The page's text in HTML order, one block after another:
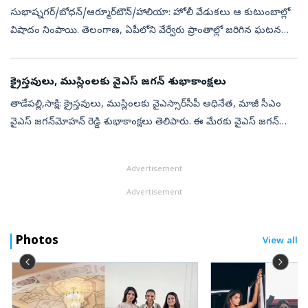
సుభాష్నగర్‌/బోధన్‌/ఆర్మూర్‌టౌన్‌/హాలియా: హోలీ వేడుకలు ఆ కుటుంబాల్లో
విషాదం నింపాయి. తెలంగాణ, ఏపీలోని వేర్వేరు ప్రాంతాల్లో జరిగిన ఘటనల్లో
క్రైస్తవులు, ముస్లింలకు వైఎస్ జగన్ శుభాకాంక్షలు
తాడేపల్లి,సాక్షి: క్రైస్తవులు, ముస్లింలకు వైఎస్సార్‌సీపీ అధినేత, మాజీ సీఎం
వైఎస్ జగన్‌మోహన్‌ రెడ్డి శుభాకాంక్షలు తెలిపారు. ఈ మేరకు వైఎస్‌ జగన్‌
Advertisement
Advertisement
Photos View all